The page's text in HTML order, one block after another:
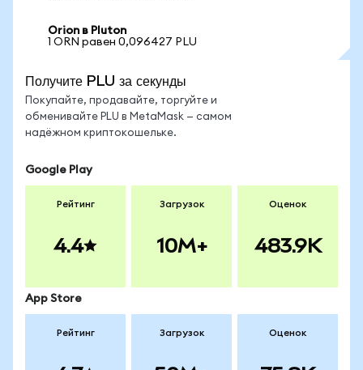
Orion в Pluton
1 ORN равен 0,096427 PLU
Получите PLU за секунды
Покупайте, продавайте, торгуйте и
обменивайте PLU в MetaMask — самом
надёжном криптокошельке.
Google Play
Рейтинг
4.4
Загрузок
10M+
Оценок
483.9K
App Store
Рейтинг Загрузок Оценок